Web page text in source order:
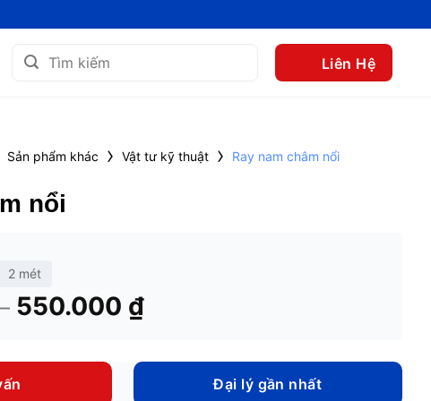
Tìm
kiếm:
Liên Hệ
Sản phẩm khác › Vật tư kỹ thuật › Ray nam châm nổi
nổi
2 mét
– 550.000 ₫Khoảng
280.000 ₫
Đại lý gần nhất